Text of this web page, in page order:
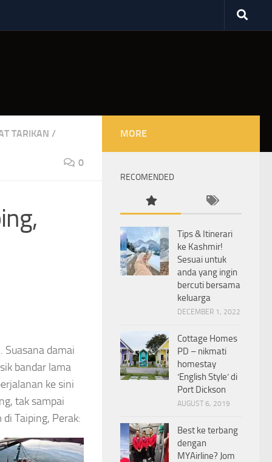
TARIKAN /
0
Suasana damai
bandar lama
ke sini
tak sampai
Taiping, Perak:
MORE
RECOMENDED
Tips & Itinerari
ke Kashmir!
Sesuai untuk
anda yang ingin
bercuti bersama
keluarga
DECEMBER 1, 2022
Cottage Homes
PD – nikmati
homestay
‘English Style’ di
Port Dickson
AUGUST 6, 2019
Best ke terbang
dengan
MYAirline? Jom